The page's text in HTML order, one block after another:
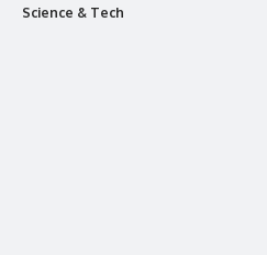
Science & Tech